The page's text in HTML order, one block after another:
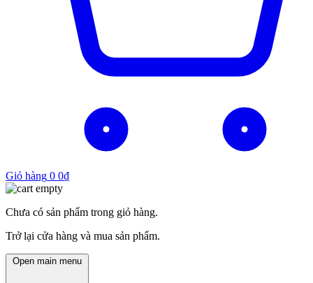
Giỏ hàng 0 0₫
Chưa có sản phẩm trong giỏ hàng.
Trở lại cửa hàng và mua sản phẩm.
Open main menu